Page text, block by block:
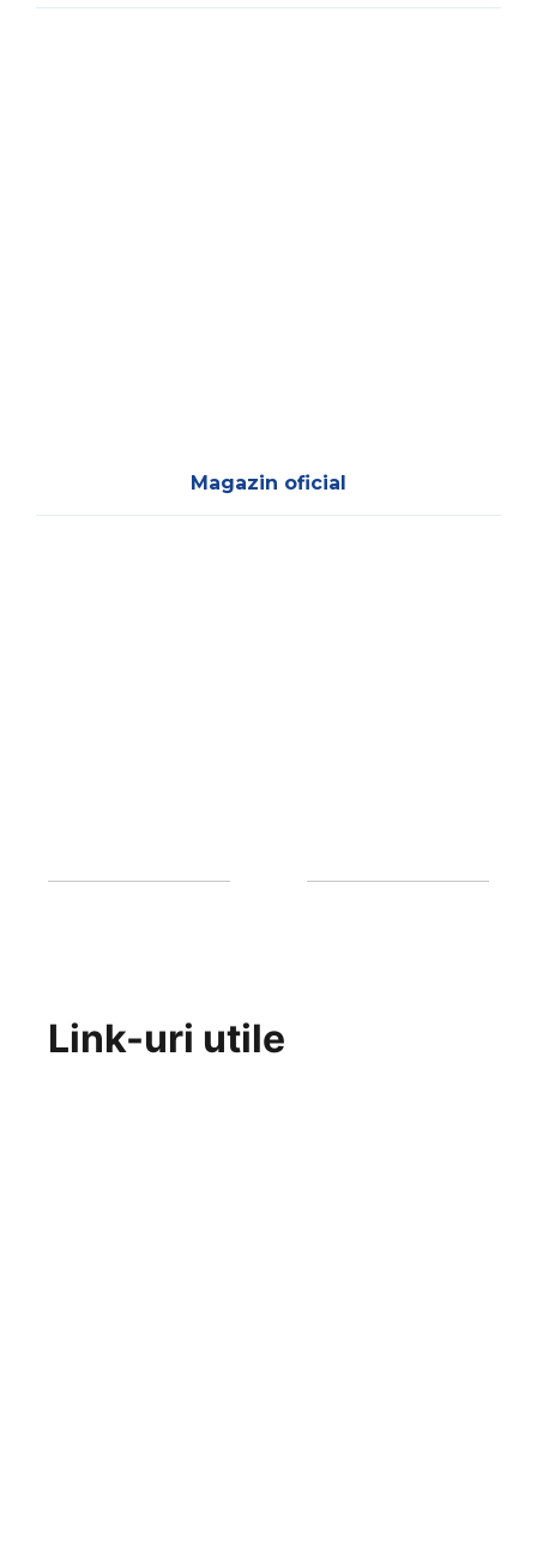
Magazin oficial
Link-uri utile